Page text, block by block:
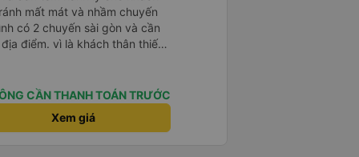
mất mát và nhầm chuyến
có 2 chuyến sài gòn và cần
thân thiết
và tin tưởng. tuy nhiên rất
nữa thì chắc chắn quy công ty
số 1 quy nhơn. rất cảm
CẦN THANH TOÁN TRƯỚC
Xem giá